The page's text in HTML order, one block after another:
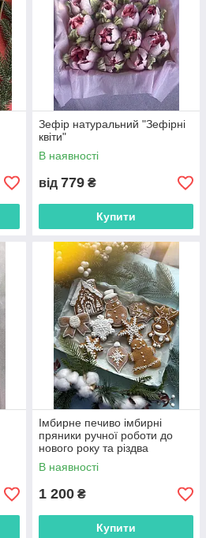
Зефір натуральний "Зефірні
квіти"
В наявності
від 779 ₴
Купити
Імбирне печиво імбирні
пряники ручної роботи до
нового року та різдва
В наявності
1 200 ₴
Купити